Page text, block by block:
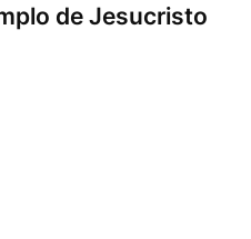
de Jesucristo